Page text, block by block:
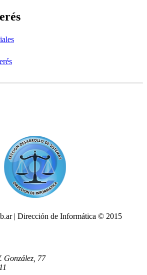
| Dirección de Informática © 2015
González, 77